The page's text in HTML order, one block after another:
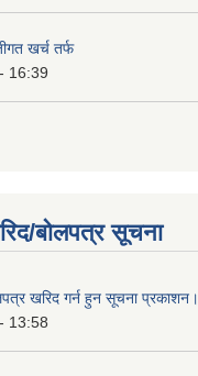
खर्च तर्फ
16:39
बोलपत्र सूचना
खरिद गर्न हुन सूचना प्रकाशन।
13:58